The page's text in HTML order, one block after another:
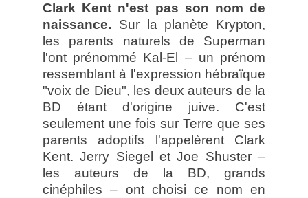
Clark Kent n'est pas son nom de
naissance. Sur la planète Krypton,
les parents naturels de Superman
l'ont prénommé Kal-El – un prénom
ressemblant à l'expression hébraïque
"voix de Dieu", les deux auteurs de la
BD étant d'origine juive. C'est
seulement une fois sur Terre que ses
parents adoptifs l'appelèrent Clark
Kent. Jerry Siegel et Joe Shuster –
les auteurs de la BD, grands
cinéphiles – ont choisi ce nom en